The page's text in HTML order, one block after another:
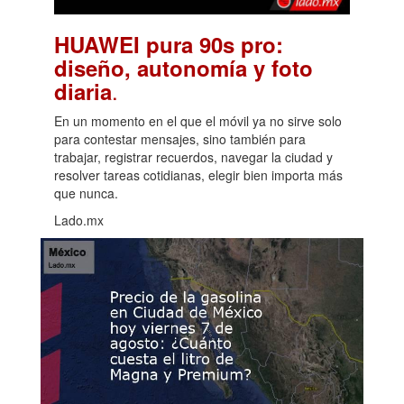
HUAWEI pura 90s pro:
diseño, autonomía y foto
diaria.
En un momento en el que el móvil ya no sirve solo
para contestar mensajes, sino también para
trabajar, registrar recuerdos, navegar la ciudad y
resolver tareas cotidianas, elegir bien importa más
que nunca.
Lado.mx